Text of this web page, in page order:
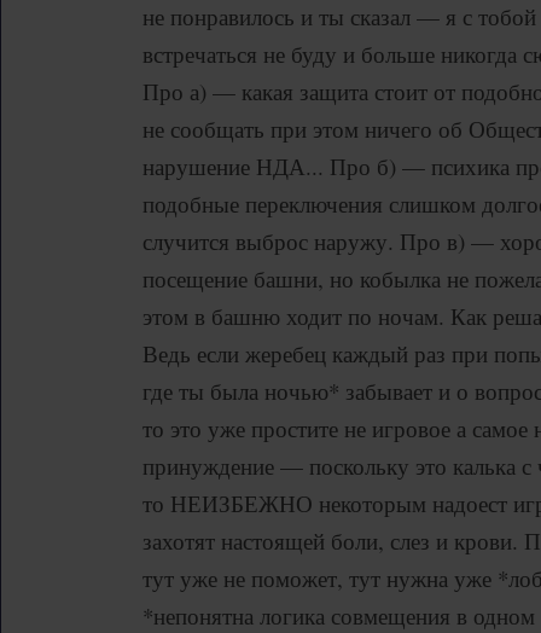
не понравилось и ты сказал — я с
встречаться не буду и больше никогда
Про а) — какая защита стоит от
не сообщать при этом ничего об
нарушение НДА... Про б) — психика
подобные переключения слишком
случится выброс наружу. Про в) —
посещение башни, но кобылка не
этом в башню ходит по ночам. Как
Ведь если жеребец каждый раз при
где ты была ночью* забывает и о
то это уже простите не игровое а
принуждение — поскольку это калька с
то НЕИЗБЕЖНО некоторым надоест
захотят настоящей боли, слез и крови.
тут уже не поможет, тут нужна уже
*непонятна логика совмещения в